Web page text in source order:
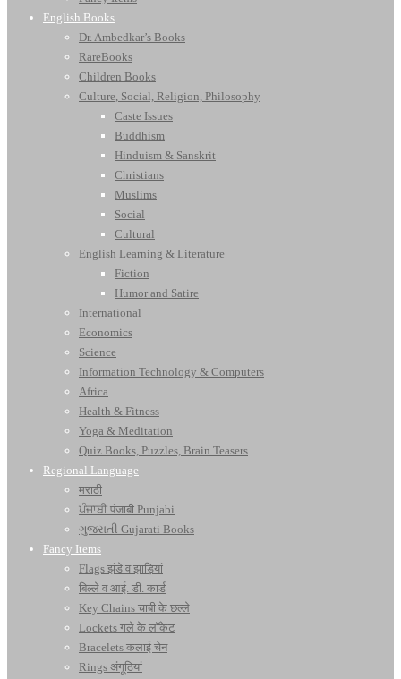
English Books
Dr. Ambedkar’s Books
RareBooks
Children Books
Culture, Social, Religion, Philosophy
Caste Issues
Buddhism
Hinduism & Sanskrit
Christians
Muslims
Social
Cultural
English Learning & Literature
Fiction
Humor and Satire
International
Economics
Science
Information Technology & Computers
Africa
Health & Fitness
Yoga & Meditation
Quiz Books, Puzzles, Brain Teasers
Regional Language
मराठी
ਪੰਜਾਬੀ पंजाबी Punjabi
ગુજરાતી Gujarati Books
Fancy Items
Flags झंडे व झाड़ियां
बिल्ले व आई. डी. कार्ड
Key Chains चाबी के छल्ले
Lockets गले के लॉकेट
Bracelets कलाई चेन
Rings अंगूठियां